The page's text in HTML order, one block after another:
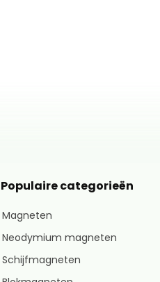
Populaire categorieën
Magneten
Neodymium magneten
Schijfmagneten